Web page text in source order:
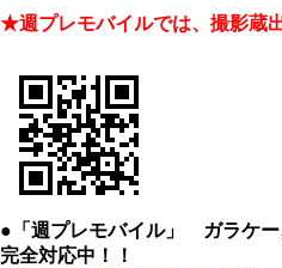
★週プレモバイルでは、撮影蔵
●「週プレモバイル」 ガラケー
完全対応中！！